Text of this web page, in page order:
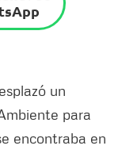
un
para
encontraba en